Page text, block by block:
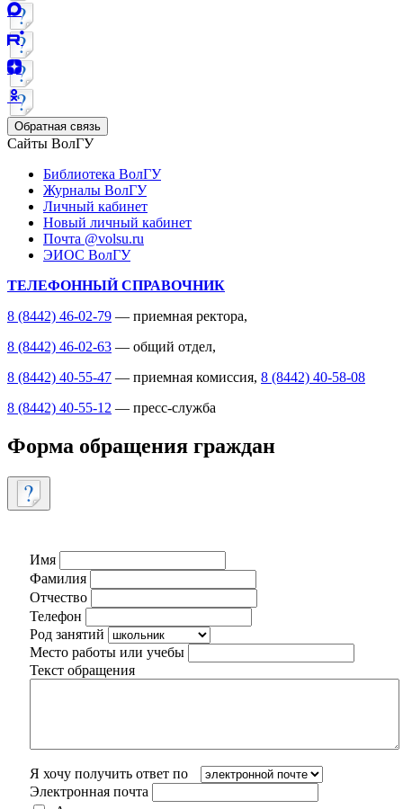
Обратная связь
Сайты ВолГУ
Библиотека ВолГУ
Журналы ВолГУ
Личный кабинет
Новый личный кабинет
Почта @volsu.ru
ЭИОС ВолГУ
ТЕЛЕФОННЫЙ СПРАВОЧНИК
8 (8442) 46-02-79 — приемная ректора,
8 (8442) 46-02-63 — общий отдел,
8 (8442) 40-55-47 — приемная комиссия, 8 (8442) 40-58-08
8 (8442) 40-55-12 — пресс-служба
Форма обращения граждан
Имя
Фамилия
Отчество
Телефон
Род занятий
Место работы или учебы
Текст обращения
Я хочу получить ответ по
Электронная почта